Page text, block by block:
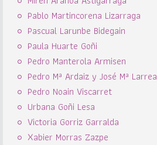
Pablo Martincorena Lizarraga
Pascual Larunbe Bidegain
Paula Huarte Goñi
Pedro Manterola Armisen
Pedro Mª Ardaiz y José Mª Larrea
Pedro Noain Viscarret
Urbana Goñi Lesa
Victoria Gorriz Garralda
Xabier Morras Zazpe